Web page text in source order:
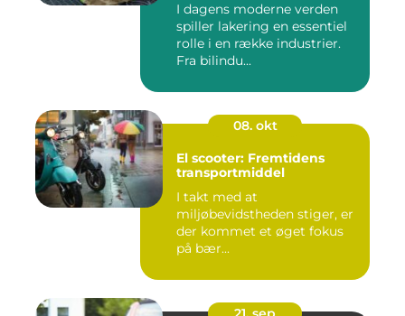
I dagens moderne verden
spiller lakering en essentiel
rolle i en række industrier.
Fra bilindu...
08. okt
El scooter: Fremtidens
transportmiddel
I takt med at
miljøbevidstheden stiger, er
der kommet et øget fokus
på bær...